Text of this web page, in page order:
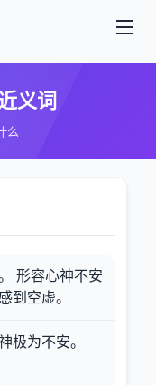
义词
么
形容心神不安
到空虚。
极为不安。